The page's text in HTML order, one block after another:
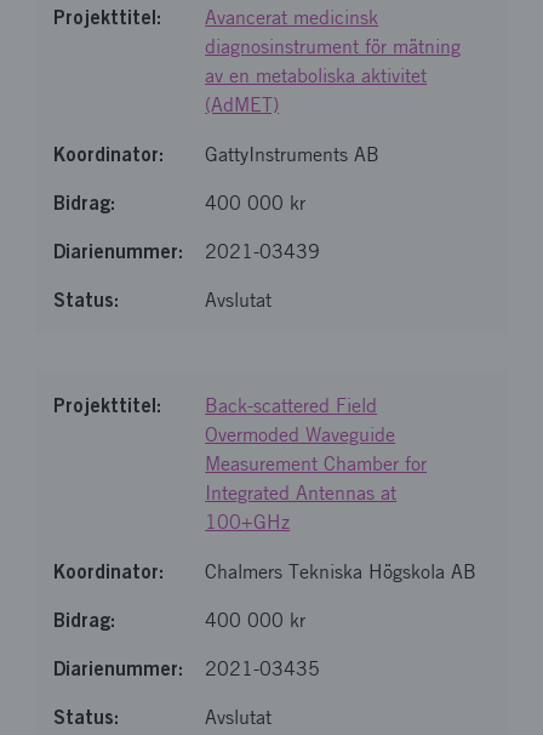
Avancerat medicinsk
diagnosinstrument för mätning
av en metaboliska aktivitet
(AdMET)
GattyInstruments AB
400 000 kr
2021-03439
Avslutat
Back-scattered Field
Overmoded Waveguide
Measurement Chamber for
Integrated Antennas at
100+GHz
Chalmers Tekniska Högskola AB
400 000 kr
2021-03435
Avslutat